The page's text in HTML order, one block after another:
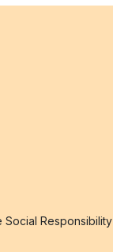
Social Responsibility